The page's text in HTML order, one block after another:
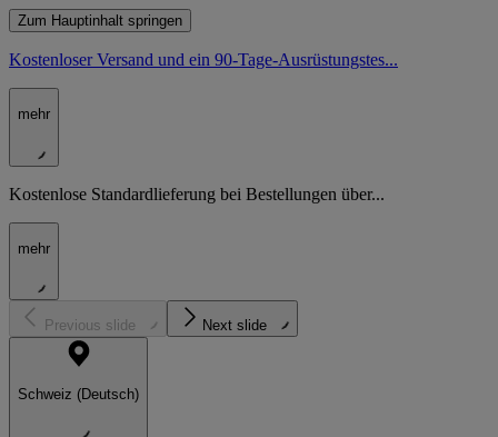
Zum Hauptinhalt springen
Kostenloser Versand und ein 90-Tage-Ausrüstungstes...
mehr
Kostenlose Standardlieferung bei Bestellungen über...
mehr
Previous slide Next slide
Schweiz (Deutsch)